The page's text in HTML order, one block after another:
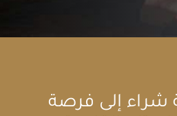
شراء إلى فرصة